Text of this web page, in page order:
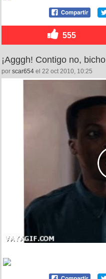
555
¡Agggh! Contigo no, bicho
por scar654 el 22 oct 2010, 10:25